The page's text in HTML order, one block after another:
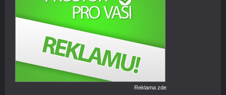
Reklama zde